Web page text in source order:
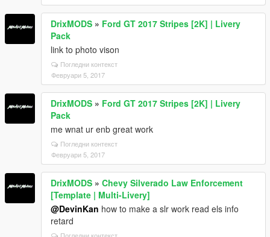
DrixMODS » Ford GT 2017 Stripes [2K] | Livery
Pack
link to photo vison
Погледни контекст
Февруари 5, 2017
DrixMODS » Ford GT 2017 Stripes [2K] | Livery
Pack
me wnat ur enb great work
Погледни контекст
Февруари 5, 2017
DrixMODS » Chevy Silverado Law Enforcement
[Template | Multi-Livery]
@DevinKan how to make a slr work read els info
retard